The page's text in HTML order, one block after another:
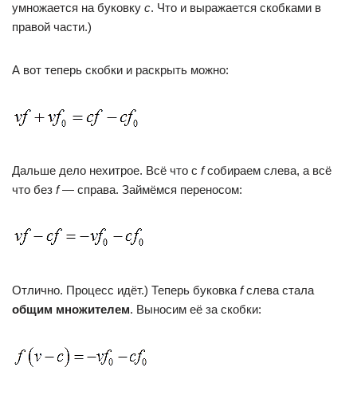
умножается на буковку с. Что и выражается скобками в
правой части.)
А вот теперь скобки и раскрыть можно:
Дальше дело нехитрое. Всё что с fсобираем слева, а всё
что без f— справа. Займёмся переносом:
Отлично. Процесс идёт.) Теперь буковка fслева стала
общим множителем. Выносим её за скобки: